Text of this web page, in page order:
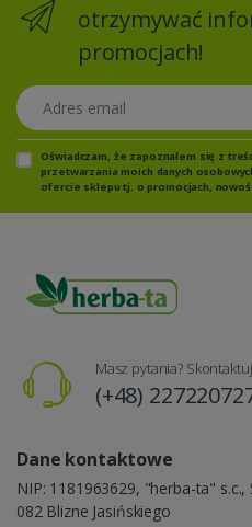
otrzymywać
promocjach!
Adres email
Oświadczam, że zapoznałem się z
przetwarzania moich danych
ofercie sklepu tj. o promocjach,
Masz pytania?
(+48)
Dane kontaktowe
NIP: 1181963629, "herba-ta"
082 Blizne Jasińskiego